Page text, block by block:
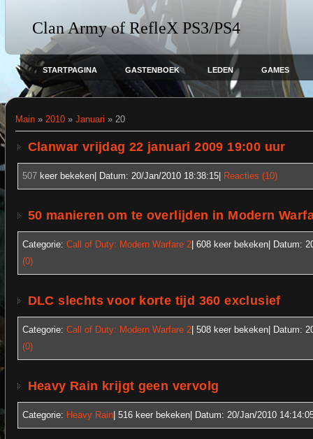
Clan Army of RefleX PS3/PS4
STARTPAGINA GASTENBOEK LEDEN GAMES
Main» 2010 » Januari » 20
Clanwar vrijdag 22 januari 2009 19:00 uur
507 keer bekeken| Datum: 20/Jan/2010 18:38:15| Reacties (10)
50 manieren om te overlijden in Modern
Categorie: Call of Duty: Modern Warfare 2| 608 keer bekeken| Datum:
(0)
DLC slechts voor korte tijd 360 exclusief
Categorie: Call of Duty: Modern Warfare 2| 508 keer bekeken| Datum:
(0)
Heavy Rain krijgt geen vervolg
Categorie: Heavy Rain| 516 keer bekeken| Datum: 20/Jan/2010